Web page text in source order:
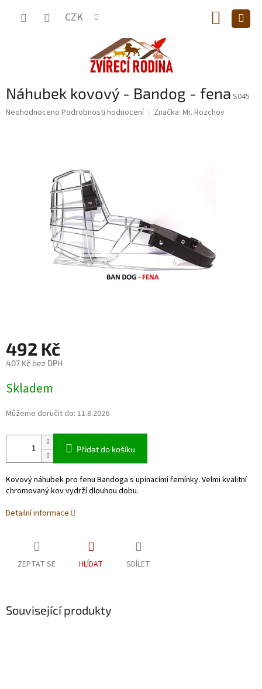
CZK
KOŠÍK
Náhubek kovový - Bandog - fena S045
Průměrné
Neohodnoceno Podrobnosti hodnocení Značka: Mr. Rozchov
492 Kč
407 Kč bez DPH
cena:
Skladem
Můžeme doručit do: 11.8.2026
Přidat do košíku
Kovový náhubek pro fenu Bandoga s upínacími řemínky. Velmi kvalitní
chromovaný kov vydrží dlouhou dobu.
Detailní informace
ZEPTAT SE HLÍDAT SDÍLET
Související produkty